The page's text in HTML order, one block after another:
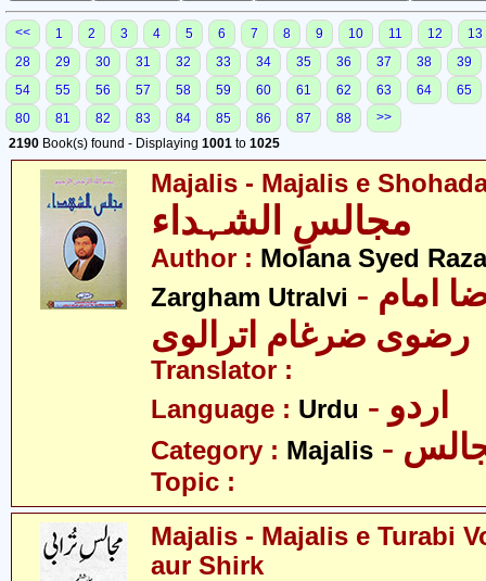
<< 1 2 3 4 5 6 7 8 9 10 11 12
13
28
29 30 31 32 33 34 35 36 37 38
39
54
55 56 57 58 59 60 61 62 63 64
65
80
81 82 83 84 85 86 87 88
>>
2190 Book(s) found - Displaying 1001 to 1025
Majalis - Majalis e
مجالسِ الشہداء
Author : Molana Syed
Zargham Utralvi - مولانا سید رضا امام
رضوی ضرغام اترالوی
Translator :
Language : Urdu - اردو
Category : Majalis
Topic :
Majalis - Majalis e Turabi
aur Shirk